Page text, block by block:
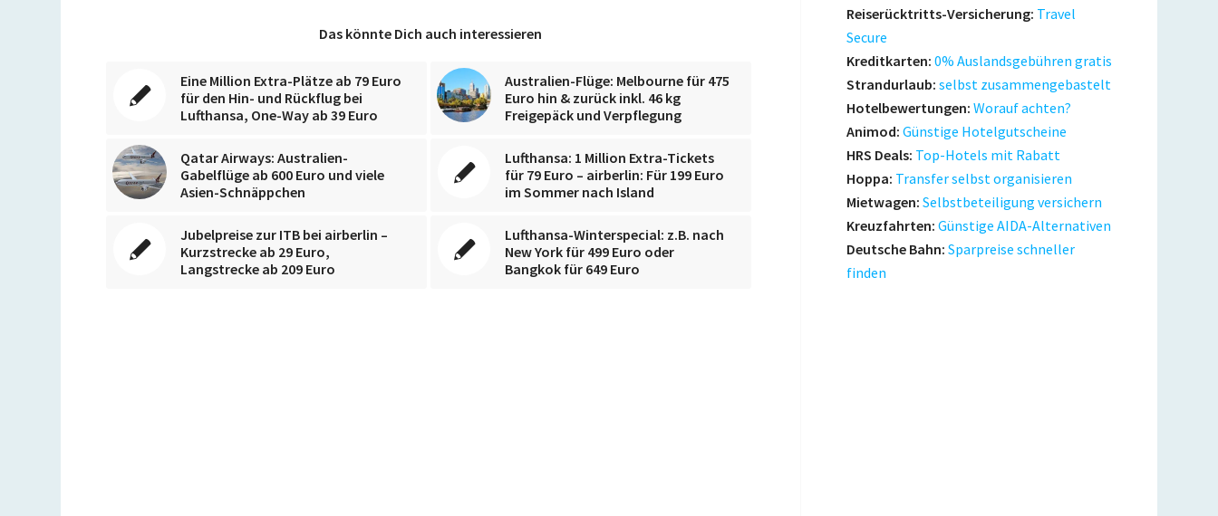
Das könnte Dich auch interessieren
Eine Million Extra-Plätze ab 79 Euro
für den Hin- und Rückflug bei
Lufthansa, One-Way ab 39 Euro
Australien-Flüge: Melbourne für 475
Euro hin & zurück inkl. 46 kg
Freigepäck und Verpflegung
Qatar Airways: Australien-
Gabelflüge ab 600 Euro und viele
Asien-Schnäppchen
Lufthansa: 1 Million Extra-Tickets
für 79 Euro – airberlin: Für 199 Euro
im Sommer nach Island
Jubelpreise zur ITB bei airberlin –
Kurzstrecke ab 29 Euro,
Langstrecke ab 209 Euro
Lufthansa-Winterspecial: z.B. nach
New York für 499 Euro oder
Bangkok für 649 Euro
Reiserücktritts-Versicherung: Travel
Secure
Kreditkarten: 0% Auslandsgebühren gratis
Strandurlaub: selbst zusammengebastelt
Hotelbewertungen: Worauf achten?
Animod: Günstige Hotelgutscheine
HRS Deals: Top-Hotels mit Rabatt
Hoppa: Transfer selbst organisieren
Mietwagen: Selbstbeteiligung versichern
Kreuzfahrten: Günstige AIDA-Alternativen
Deutsche Bahn: Sparpreise schneller
finden